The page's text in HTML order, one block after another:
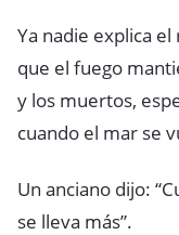
Ya nadie explica
que el fuego
y los muertos,
cuando el mar se
Un anciano dijo:
se lleva más”.